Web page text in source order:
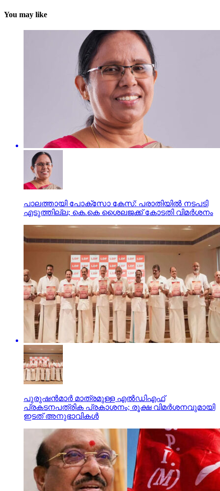
You may like
പാലത്തായി പോക്സോ കേസ്: പരാതിയില്‍ നടപടി
എടുത്തില്ല; കെ.കെ ശൈലജക്ക് കോടതി വിമര്‍ശനം
പുരുഷന്‍മാര്‍ മാത്രമുള്ള എല്‍ഡിഎഫ്
പ്രകടനപത്രിക പ്രകാശനം; രൂക്ഷ വിമര്‍ശനവുമായി
ഇടത് അനുഭാവികൾ